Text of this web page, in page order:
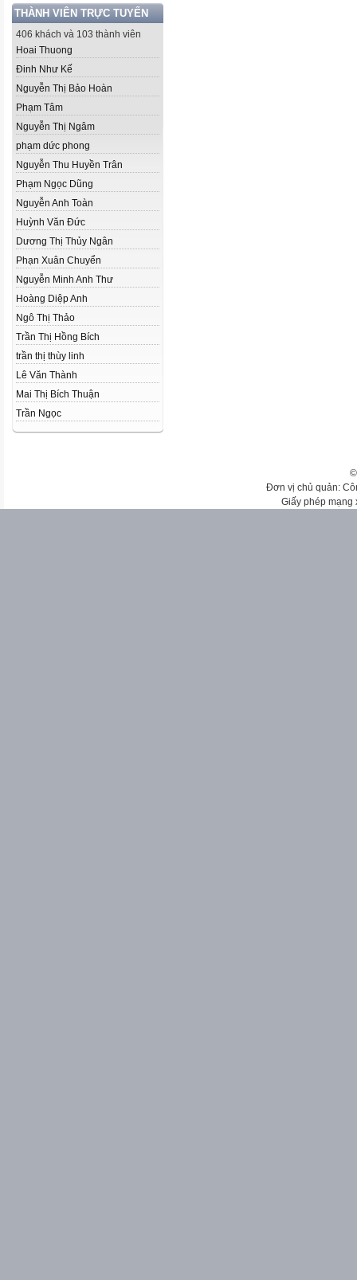
THÀNH VIÊN TRỰC TUYẾN
406 khách và 103 thành viên
Hoai Thuong
Đinh Như Kế
Nguyễn Thị Bảo Hoàn
Phạm Tâm
Nguyễn Thị Ngâm
phạm dức phong
Nguyễn Thu Huyền Trân
Phạm Ngọc Dũng
Nguyễn Anh Toàn
Huỳnh Văn Đức
Dương Thị Thủy Ngân
Phạn Xuân Chuyển
Nguyễn Minh Anh Thư
Hoàng Diệp Anh
Ngô Thị Thảo
Trần Thị Hồng Bích
trần thị thùy linh
Lê Văn Thành
Mai Thị Bích Thuận
Trần Ngọc
Đơn vị chủ quản:
Giấy phép mạng